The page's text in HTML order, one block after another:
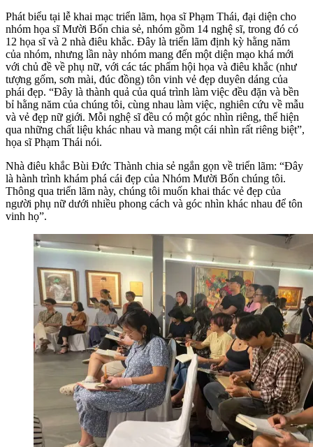
Phát biểu tại lễ khai mạc triển lãm, họa sĩ Phạm Thái, đại diện cho
nhóm họa sĩ Mười Bốn chia sẻ, nhóm gồm 14 nghệ sĩ, trong đó có
12 họa sĩ và 2 nhà điêu khắc. Đây là triển lãm định kỳ hằng năm
của nhóm, nhưng lần này nhóm mang đến một diện mạo khá mới
với chủ đề về phụ nữ, với các tác phẩm hội họa và điêu khắc (như
tượng gốm, sơn mài, đúc đồng) tôn vinh vẻ đẹp duyên dáng của
phái đẹp. “Đây là thành quả của quá trình làm việc đều đặn và bền
bỉ hằng năm của chúng tôi, cùng nhau làm việc, nghiên cứu về mẫu
và vẻ đẹp nữ giới. Mỗi nghệ sĩ đều có một góc nhìn riêng, thể hiện
qua những chất liệu khác nhau và mang một cái nhìn rất riêng biệt”,
họa sĩ Phạm Thái nói.
Nhà điêu khắc Bùi Đức Thành chia sẻ ngắn gọn về triển lãm: “Đây
là hành trình khám phá cái đẹp của Nhóm Mười Bốn chúng tôi.
Thông qua triển lãm này, chúng tôi muốn khai thác vẻ đẹp của
người phụ nữ dưới nhiều phong cách và góc nhìn khác nhau để tôn
vinh họ”.